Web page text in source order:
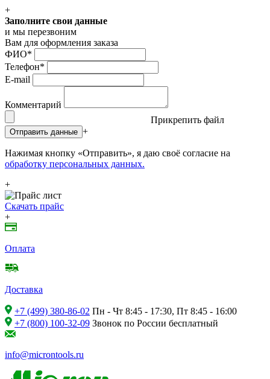
+
Заполните свои данные
и мы перезвоним
Вам для оформления заказа
ФИО*
Телефон*
E-mail
Комментарий
Прикрепить файл
Отправить данные +
Нажимая кнопку «Отправить», я даю своё согласие на
обработку персональных данных.
+
Скачать прайс
+
Оплата
Доставка
+7 (499) 380-86-02 Пн - Чт 8:45 - 17:30, Пт 8:45 - 16:00
+7 (800) 100-32-09 Звонок по России бесплатный
info@microntools.ru